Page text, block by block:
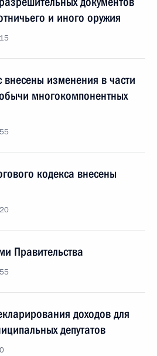
и иного оружия
изменения в части
многокомпонентных
кодекса внесены
Правительства
доходов для
депутатов